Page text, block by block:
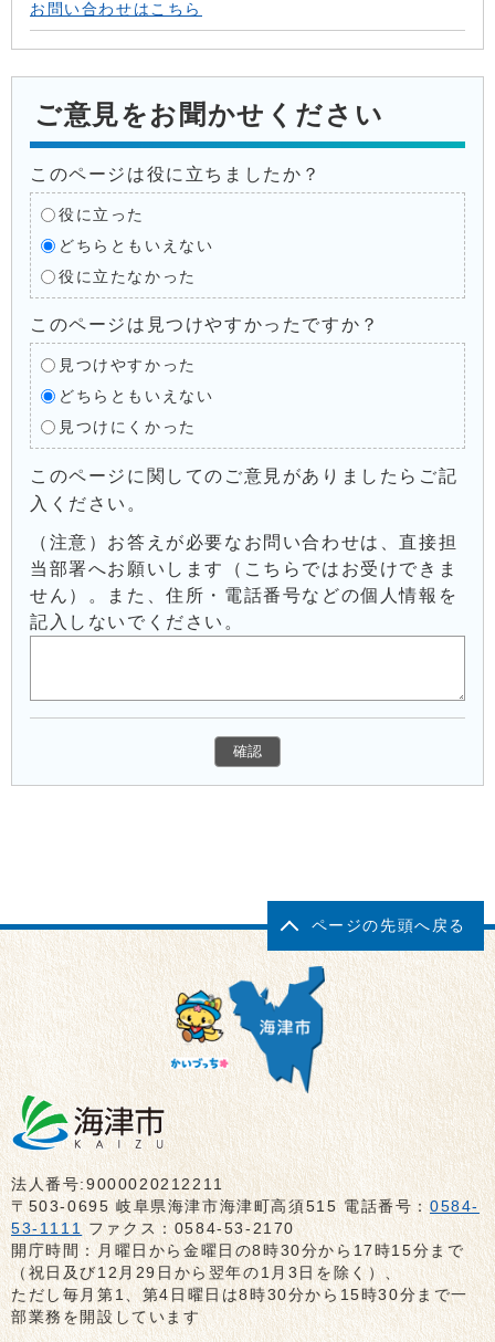
お問い合わせはこちら
ご意見をお聞かせください
このページは役に立ちましたか？
役に立った
どちらともいえない
役に立たなかった
このページは見つけやすかったですか？
見つけやすかった
どちらともいえない
見つけにくかった
このページに関してのご意見がありましたらご記
入ください。
（注意）お答えが必要なお問い合わせは、直接担
当部署へお願いします（こちらではお受けできま
せん）。また、住所・電話番号などの個人情報を
記入しないでください。
ページの先頭へ戻る
法人番号:9000020212211
〒503-0695 岐阜県海津市海津町高須515 電話番号：0584-
53-1111 ファクス：0584-53-2170
開庁時間：月曜日から金曜日の8時30分から17時15分まで
（祝日及び12月29日から翌年の1月3日を除く）、
ただし毎月第1、第4日曜日は8時30分から15時30分まで一
部業務を開設しています